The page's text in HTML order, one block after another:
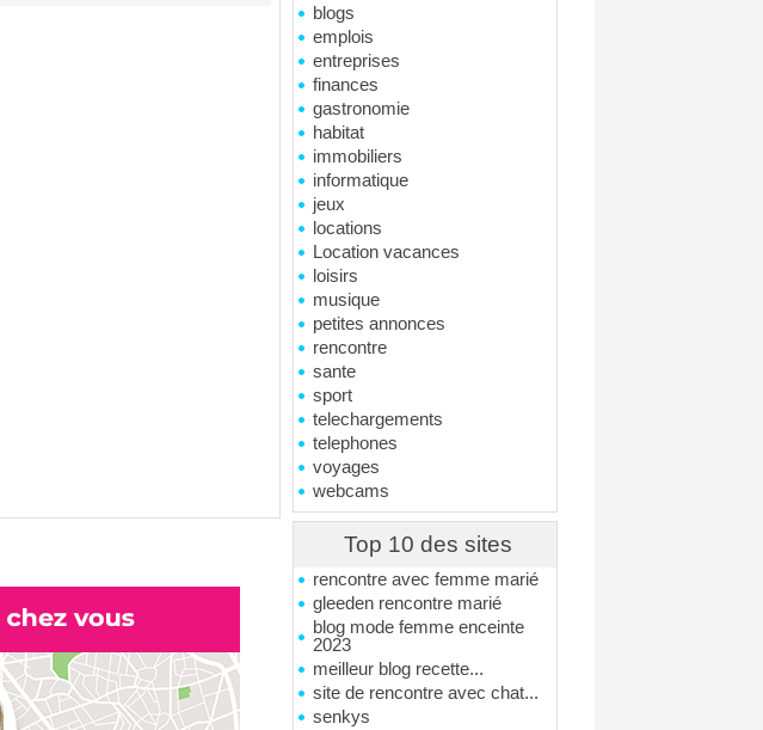
blogs
emplois
entreprises
finances
gastronomie
habitat
immobiliers
informatique
jeux
locations
Location vacances
loisirs
musique
petites annonces
rencontre
sante
sport
telechargements
telephones
voyages
webcams
Top 10 des sites
rencontre avec femme marié
gleeden rencontre marié
blog mode femme enceinte
2023
meilleur blog recette...
site de rencontre avec chat...
senkys